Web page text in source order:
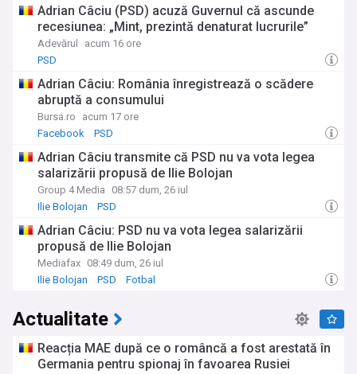
Adrian Câciu (PSD) acuză Guvernul că ascunde
recesiunea: „Mint, prezintă denaturat lucrurile”
Adevărul
acum 16 ore
PSD
Adrian Câciu: România înregistrează o scădere
abruptă a consumului
Bursa.ro
acum 17 ore
Facebook
PSD
Adrian Câciu transmite că PSD nu va vota legea
salarizării propusă de Ilie Bolojan
Group 4 Media
08:57 dum, 26 iul
Ilie Bolojan
PSD
Adrian Câciu: PSD nu va vota legea salarizării
propusă de Ilie Bolojan
Mediafax 08:49 dum, 26 iul
Ilie Bolojan
PSD Fotbal
Actualitate
Reacția MAE după ce o româncă a fost arestată în
Germania pentru spionaj în favoarea Rusiei